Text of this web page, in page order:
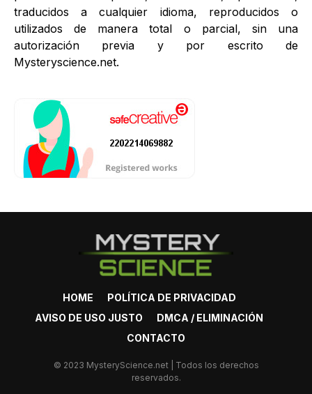
traducidos a cualquier idioma, reproducidos o
utilizados de manera total o parcial, sin una
autorización previa y por escrito de
Mysteryscience.net.
HOME
POLÍTICA DE PRIVACIDAD
AVISO DE USO JUSTO
DMCA / ELIMINACIÓN
CONTACTO
© 2023 MysteryScience.net | Todos los derechos
reservados.